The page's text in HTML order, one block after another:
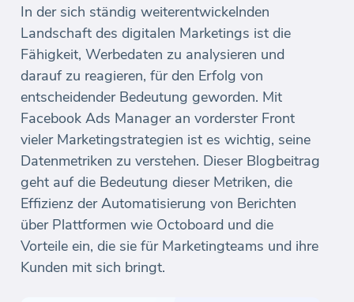
In der sich ständig weiterentwickelnden
Landschaft des digitalen Marketings ist die
Fähigkeit, Werbedaten zu analysieren und
darauf zu reagieren, für den Erfolg von
entscheidender Bedeutung geworden. Mit
Facebook Ads Manager an vorderster Front
vieler Marketingstrategien ist es wichtig, seine
Datenmetriken zu verstehen. Dieser Blogbeitrag
geht auf die Bedeutung dieser Metriken, die
Effizienz der Automatisierung von Berichten
über Plattformen wie Octoboard und die
Vorteile ein, die sie für Marketingteams und ihre
Kunden mit sich bringt.